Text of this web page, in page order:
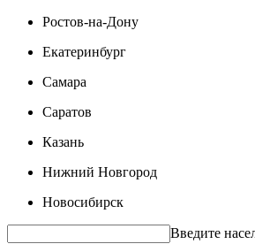
Ростов-на-Дону
Екатеринбург
Самара
Саратов
Казань
Нижний Новгород
Новосибирск
Введите